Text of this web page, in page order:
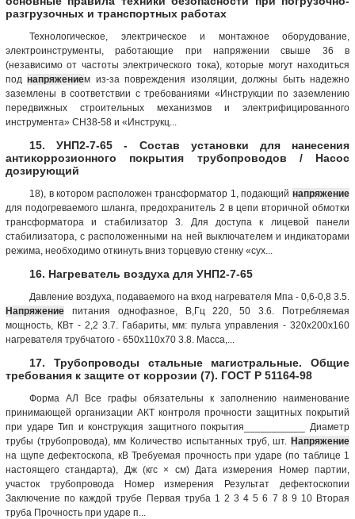
разгрузочных и транспортных работах
Технологическое, электрическое и монтажное оборудование,
электроинструменты, работающие при напряжении свыше 36 в
(независимо от частоты электрического тока), которые могут находиться
поднапряжением из-за повреждения изоляции, должны быть надежно
заземлены в соответствии с требованиями «Инструкции по заземлению
передвижных строительных механизмов и электрифицированного
инструмента» СН38-58 и «Инструкц...
15. УНП2-7-65 - Состав установки для нанесения
антикоррозионного покрытия трубопроводов / Насос
дозирующий
18), в котором расположен трансформатор 1, подающий напряжение
для подогреваемого шланга, предохранитель 2 в цепи вторичной обмотки
трансформатора и стабилизатор 3. Для доступа к лицевой панели
стабилизатора, с расположенными на ней выключателем и индикаторами
режима, необходимо откинуть вниз торцевую стенку «сух...
16. Нагреватель воздуха для УНП2-7-65
Давление воздуха, подаваемого на вход нагревателя Мпа - 0,6-0,8 3.5.
Напряжение питания однофазное, В,Гц 220, 50 3.6. Потребляемая
мощность, КВт - 2,2 3.7. Габариты, мм: пульта управления - 320x200x160
нагревателя трубчатого - 650x110x70 3.8. Масса,...
17. Трубопроводы стальные магистральные. Общие
требования к защите от коррозии (7). ГОСТ Р 51164-98
Форма АЛ Все графы обязательны к заполнению наименование
принимающей организации АКТ контроля прочности защитных покрытий
при ударе Тип и конструкция защитного покрытия___________ Диаметр
трубы (трубопровода), мм Количество испытанных труб, шт. Напряжение
на щупе дефектоскопа, кВ Требуемая прочность при ударе (по таблице 1
настоящего стандарта), Дж (кгс × см) Дата измерения Номер партии,
участок трубопровода Номер измерения Результат дефектоскопии
Заключение по каждой трубе Первая труба 1 2 3 4 5 6 7 8 9 10 Вторая
труба Прочность при ударе п...